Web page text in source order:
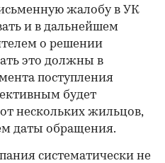
жалобу в УК
и в дальнейшем
о решении
это должны в
поступления
будет
нескольких жильцов,
даты обращения.
систематически не